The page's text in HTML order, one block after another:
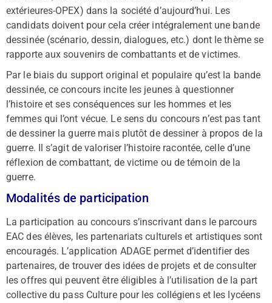
extérieures-OPEX) dans la société d’aujourd’hui. Les
candidats doivent pour cela créer intégralement une bande
dessinée (scénario, dessin, dialogues, etc.) dont le thème se
rapporte aux souvenirs de combattants et de victimes.
Par le biais du support original et populaire qu’est la bande
dessinée, ce concours incite les jeunes à questionner
l’histoire et ses conséquences sur les hommes et les
femmes qui l’ont vécue. Le sens du concours n’est pas tant
de dessiner la guerre mais plutôt de dessiner à propos de la
guerre. Il s’agit de valoriser l’histoire racontée, celle d’une
réflexion de combattant, de victime ou de témoin de la
guerre.
Modalités de participation
La participation au concours s’inscrivant dans le parcours
EAC des élèves, les partenariats culturels et artistiques sont
encouragés. L’application ADAGE permet d’identifier des
partenaires, de trouver des idées de projets et de consulter
les offres qui peuvent être éligibles à l’utilisation de la part
collective du pass Culture pour les collégiens et les lycéens